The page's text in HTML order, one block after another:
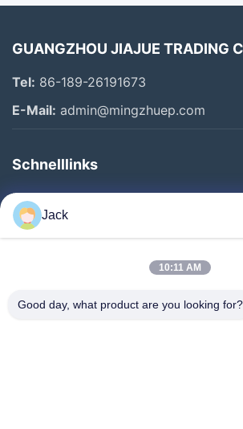
GUANGZHOU JIAJUE TRADING
Tel: 86-189-26191673
E-Mail: admin@mingzhuep.com
Schnelllinks
Zu Hause
Produkte
Qualitätskontrolle
Jack
10:11 AM
Good day, what product are you looking for?